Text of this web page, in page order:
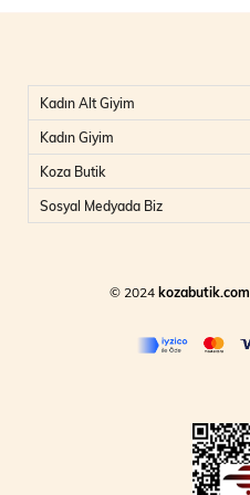
Kadın Alt Giyim
Kadın Giyim
Koza Butik
Sosyal Medyada Biz
© 2024kozabutik.com